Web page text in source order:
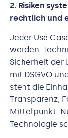
2. Risiken
rechtlich und
Jeder Use
werden.
Sicherheit der
mit DSGVO
steht die
Transparenz,
Mittelpunkt.
Technologie